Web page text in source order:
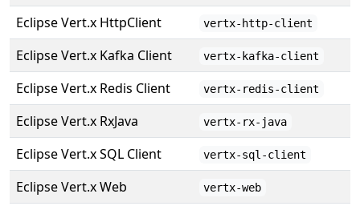
Eclipse Vert.x HttpClient vertx-http-client
Eclipse Vert.x Kafka Client vertx-kafka-client
Eclipse Vert.x Redis Client vertx-redis-client
Eclipse Vert.x RxJava vertx-rx-java
Eclipse Vert.x SQL Client vertx-sql-client
Eclipse Vert.x Web vertx-web